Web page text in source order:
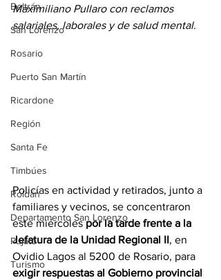
Beltrán
San Lorenzo
Rosario
Puerto San Martín
Ricardone
Región
Santa Fe
Timbúes
Roldán
Departamento San Lorenzo
Pujato
Turismo
Maximiliano Pullaro con reclamos
salariales, laborales y de salud mental.
Policías en actividad y retirados, junto a
familiares y vecinos, se concentraron
este miércoles por la tarde frente a la
Jefatura de la Unidad Regional II, en
Ovidio Lagos al 5200 de Rosario, para
exigir respuestas al Gobierno provincial